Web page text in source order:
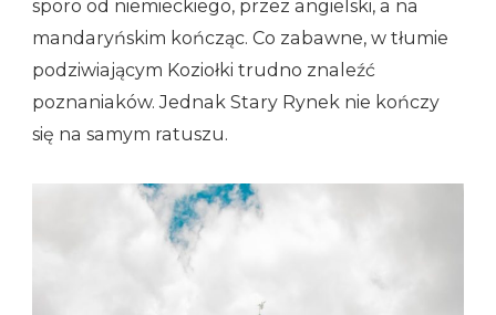
sporo od niemieckiego, przez angielski, a na
mandaryńskim kończąc. Co zabawne, w tłumie
podziwiającym Koziołki trudno znaleźć
poznaniaków. Jednak Stary Rynek nie kończy
się na samym ratuszu.